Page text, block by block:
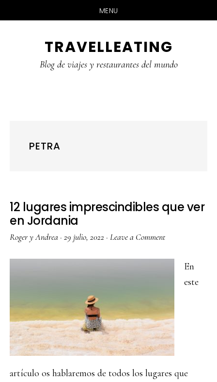
MENU
TRAVELLEATING
Blog de viajes y restaurantes del mundo
PETRA
12 lugares imprescindibles que ver
en Jordania
Roger y Andrea · 29 julio, 2022 · Leave a Comment
En
este
artículo os hablaremos de todos los lugares que